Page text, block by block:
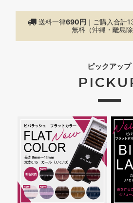
送料一律690円 ｜ご購入合計
無料（沖縄・離島除
ピックアップ